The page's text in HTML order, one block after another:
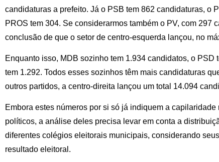
candidaturas a prefeito. Já o PSB tem 862 candidaturas, o
PROS tem 304. Se considerarmos também o PV, com 297
conclusão de que o setor de centro-esquerda lançou, no
Enquanto isso, MDB sozinho tem 1.934 candidatos, o PSD
tem 1.292. Todos esses sozinhos têm mais candidaturas
outros partidos, a centro-direita lançou um total 14.094
Embora estes números por si só já indiquem a
políticos, a análise deles precisa levar em conta a
diferentes colégios eleitorais municipais, considerando
resultado eleitoral.